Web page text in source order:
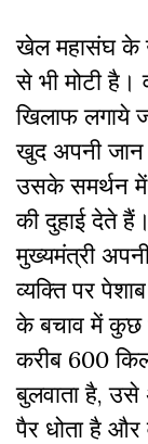
खेल महासंघ के
से भी मोटी
खिलाफ लगाये
खुद अपनी जान
उसके समर्थन
की दुहाई देते
मुख्यमंत्री
व्यक्ति पर
के बचाव में कुछ
करीब 600
बुलवाता है,
पैर धोता है